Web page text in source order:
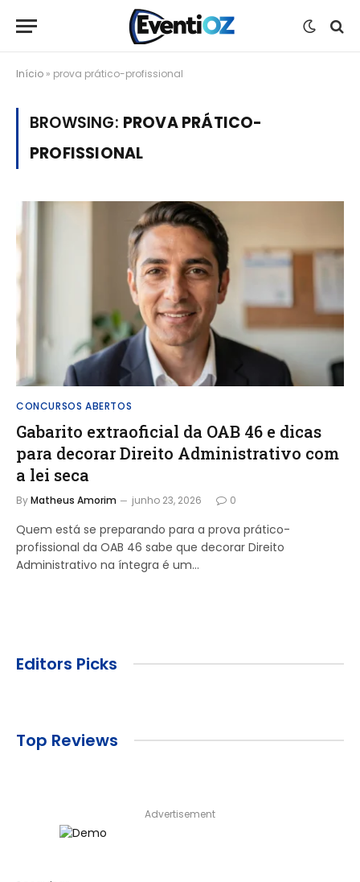
Início » prova prático-profissional
BROWSING: PROVA PRÁTICO-
PROFISSIONAL
CONCURSOS ABERTOS
Gabarito extraoficial da OAB 46 e dicas
para decorar Direito Administrativo com
a lei seca
ByMatheus Amorim junho 23, 2026 0
Quem está se preparando para a prova prático-
profissional da OAB 46 sabe que decorar Direito
Administrativo na íntegra é um…
Editors Picks
Top Reviews
Advertisement